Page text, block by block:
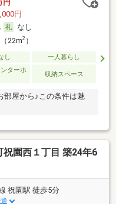
円
円
なし
22m2）
し 一人暮らし
ターホ
収納スペース
部屋から♪この条件は魅
園西１丁目 築24年6
祝園駅 徒歩5分